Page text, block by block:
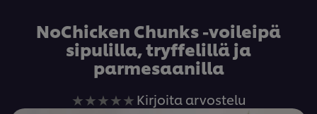
NoChicken Chunks -voileipä
sipulilla, tryffelillä ja
parmesaanilla
Ei
Kirjoita arvostelu